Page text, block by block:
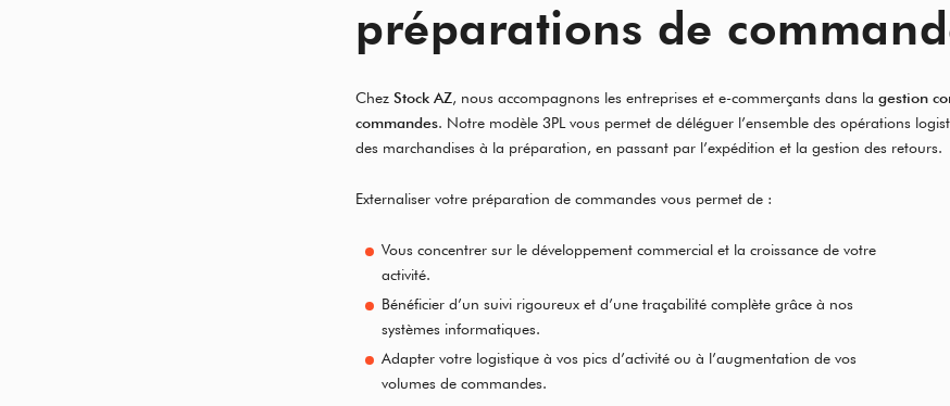
préparations de
Chez Stock AZ, nous accompagnons les entreprises et e-commerçants dans la gestion
commandes. Notre modèle 3PL vous permet de déléguer l’ensemble des opérations
des marchandises à la préparation, en passant par l’expédition et la gestion des retours.
Externaliser votre préparation de commandes vous permet de :
Vous concentrer sur le développement commercial et la croissance de votre
activité.
Bénéficier d’un suivi rigoureux et d’une traçabilité complète grâce à nos
systèmes informatiques.
Adapter votre logistique à vos pics d’activité ou à l’augmentation de vos
volumes de commandes.